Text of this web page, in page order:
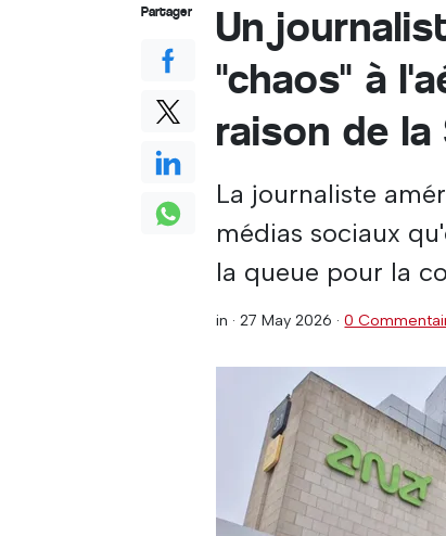
Un
"chaos" à
raison de la
La journaliste
médias sociaux
la queue pour la
in ·27 May 2026 ·0
Partager